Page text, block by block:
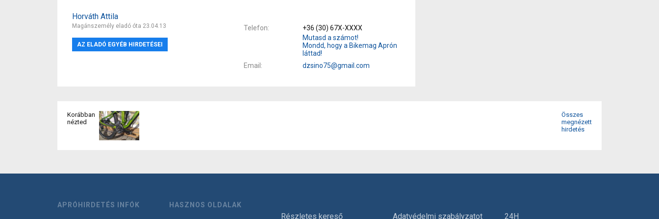
Horváth Attila
Magánszemély eladó óta 23.04.13
AZ ELADÓ EGYÉB HIRDETÉSEI
Telefon
+36 (30) 67X-XXXX
Mutasd a számot!
Mondd, hogy a Bikemag Aprón
láttad!
Email
dzsino75@gmail.com
Korábban
nézted
Összes
megnézett
hirdetés
APRÓHIRDETÉS INFÓK HASZNOS OLDALAK
Részletes kereső Adatvédelmi szabályzatot 24H